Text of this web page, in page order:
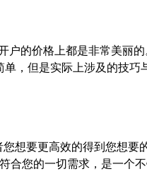
户的价格上都是非常美丽
，但是实际上涉及的技巧
想要更高效的得到您想要
合您的一切需求，是一个